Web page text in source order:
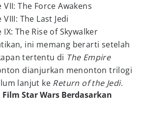
The Force Awakens
The Last Jedi
The Rise of Skywalker
ini memang berarti setelah
tertentu di The Empire
dianjurkan menonton trilogi
lanjut ke Return of the Jedi.
Star Wars Berdasarkan